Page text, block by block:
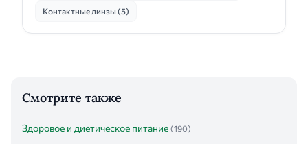
Контактные линзы (5)
Смотрите также
Здоровое и диетическое питание (190)